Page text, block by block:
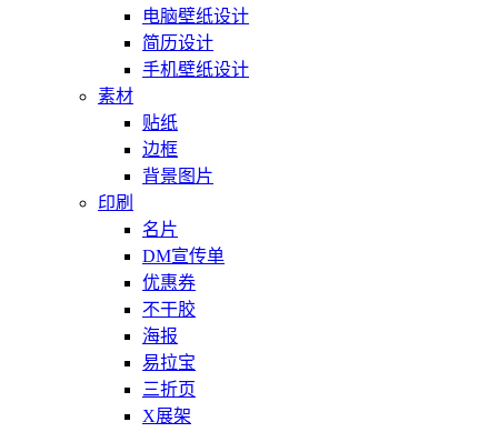
电脑壁纸设计
简历设计
手机壁纸设计
素材
贴纸
边框
背景图片
印刷
名片
DM宣传单
优惠券
不干胶
海报
易拉宝
三折页
X展架